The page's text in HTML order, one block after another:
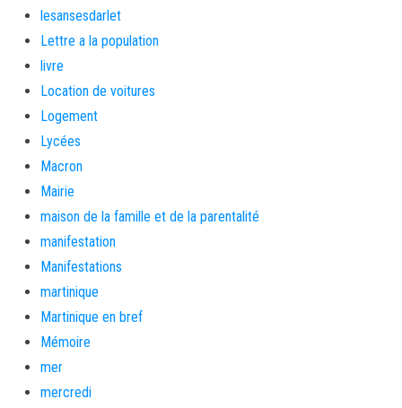
lesansesdarlet
Lettre a la population
livre
Location de voitures
Logement
Lycées
Macron
Mairie
maison de la famille et de la parentalité
manifestation
Manifestations
martinique
Martinique en bref
Mémoire
mer
mercredi